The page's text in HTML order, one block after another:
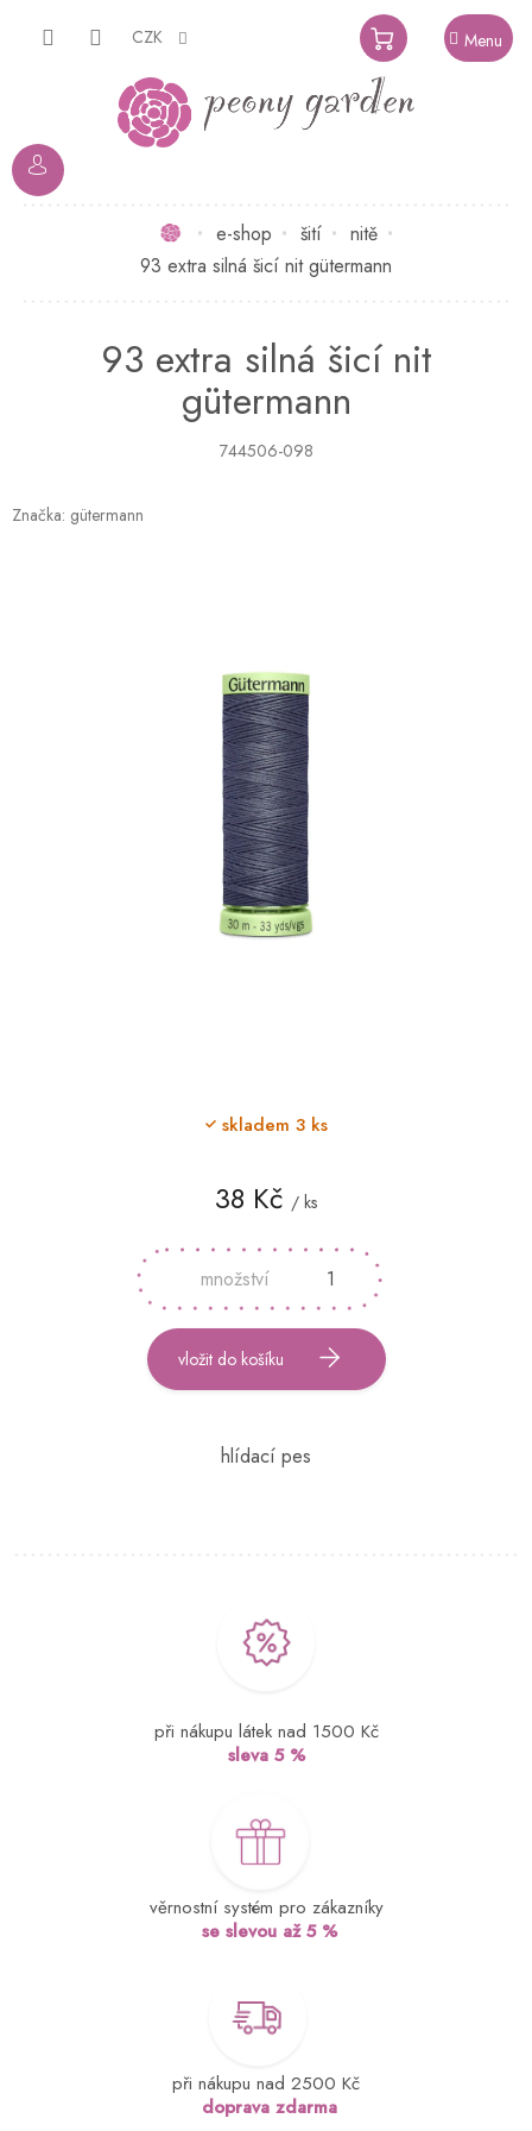
CZK
NÁKUPNÍ
KOŠÍK
Domůe-shop šití
nitě
93 extra silná šicí nit gütermann
93 extra silná šicí nit
gütermann
744506-098
Značka: gütermann
38 Kč / ks
cena:
skladem 3 ks
vložit do košíku
při nákupu látek nad 1500 Kč
sleva 5 %
věrnostní systém pro zákazníky
se slevou až 5 %
při nákupu nad 2500 Kč
doprava zdarma